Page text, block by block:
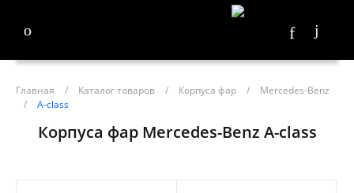
Главная / Каталог товаров / Корпуса фар /
Mercedes-Benz
/
A-class
Корпуса фар Mercedes-Benz A-class